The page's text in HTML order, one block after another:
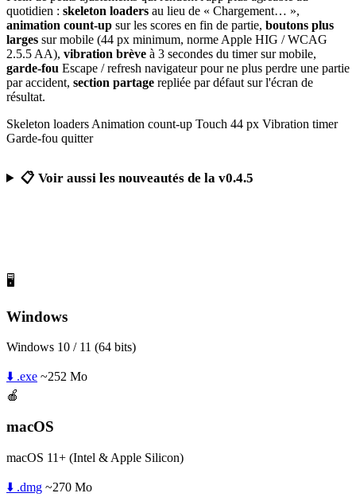
quotidien : skeleton loaders au lieu de « Chargement… »,
animation count-up sur les scores en fin de partie, boutons plus
larges sur mobile (44 px minimum, norme Apple HIG / WCAG
2.5.5 AA), vibration brève à 3 secondes du timer sur mobile,
garde-fou Escape / refresh navigateur pour ne plus perdre une partie
par accident, section partage repliée par défaut sur l'écran de
résultat.
Skeleton loaders Animation count-up Touch 44 px Vibration timer
Garde-fou quitter
📋 Voir aussi les nouveautés de la v0.4.5
🖥️
Windows
Windows 10 / 11 (64 bits)
⬇️ .exe ~252 Mo
🍎
macOS
macOS 11+ (Intel & Apple Silicon)
⬇️ .dmg ~270 Mo